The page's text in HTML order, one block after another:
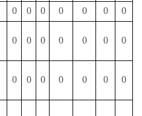
0 0 0 0 0 0
0
0 0 0 0 0 0 0
0 0 0 0 0 0 0